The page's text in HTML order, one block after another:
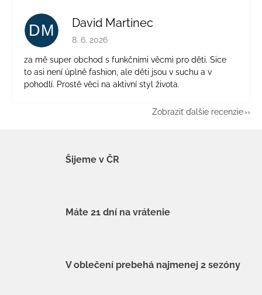
DM David Martinec
Hodnotenie obchodu je 5 z 5 hviezdičiek.
8. 6. 2026
za mě super obchod s funkčními věcmi pro děti. Sice
to asi není úplně fashion, ale děti jsou v suchu a v
pohodlí. Prostě věci na aktivní styl života.
Zobraziť ďalšie recenzie
Šijeme v ČR
Máte 21 dní na vrátenie
V oblečení prebehá najmenej 2 sezóny